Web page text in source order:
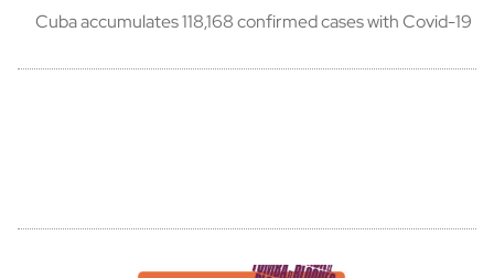
Cuba accumulates 118,168 confirmed cases with Covid-19